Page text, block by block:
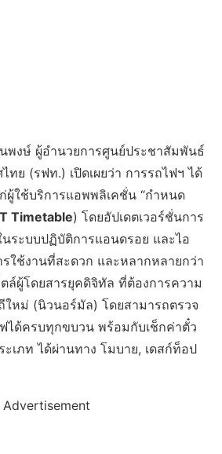
พงษ์ ผู้อำนวยการศูนย์ประชาสัมพันธ์
ทย (รฟท.) เปิดเผยว่า การรถไฟฯ ได้
ผู้ใช้บริการแอพพลิเคชั่น “กำหนด
Timetable) โดยอัปเดตเวอร์ชั่นการ
ระบบปฏิบัติการแอนดรอย และไอ
ใช้งานที่สะดวก และหลากหลายกว่า
ล์ผู้โดยสารยุคดิจิทัล ที่ต้องการความ
ใหม่ (นิวนอร์มัล) โดยสามารถตรวจ
ฟได้ครบทุกขบวน พร้อมกับเช็กค่าตั๋ว
เภท ได้ผ่านทาง โมบาย, เดสก์ท็อป
Advertisement